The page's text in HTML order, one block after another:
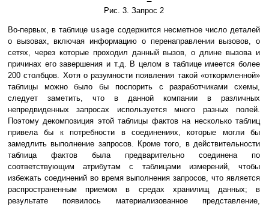
Рис. 3. Запрос 2
Во-первых, в таблице usage содержится несметное число деталей
о вызовах, включая информацию о перенаправлении вызовов, о
сетях, через которые проходил данный вызов, о длине вызова и
причинах его завершения и т.д. В целом в таблице имеется более
200 столбцов. Хотя о разумности появления такой «откормленной»
таблицы можно было бы поспорить с разработчиками схемы,
следует заметить, что в данной компании в различных
непредвиденных запросах используется много разных полей.
Поэтому декомпозиция этой таблицы фактов на несколько таблиц
привела бы к потребности в соединениях, которые могли бы
замедлить выполнение запросов. Кроме того, в действительности
таблица фактов была предварительно соединена по
соответствующим атрибутам с таблицами измерений, чтобы
избежать соединений во время выполнения запросов, что является
распространенным приемом в средах хранилищ данных; в
результате появилось материализованное представление,